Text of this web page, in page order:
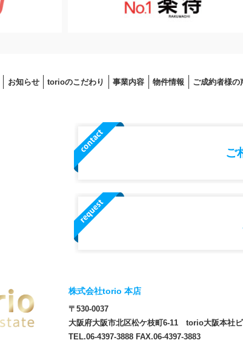
お知らせ torioのこだわり 事業内容 物件情報 ご成約者様の
ご
株式会社torio 本店
〒530-0037
大阪府大阪市北区松ケ枝町6-11 torio大阪本社
TEL.06-4397-3888 FAX.06-4397-3883